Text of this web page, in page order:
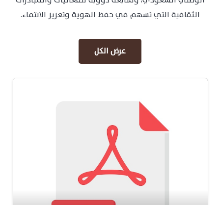
الثقافية التي تسهم في حفظ الهوية وتعزيز الانتماء.
عرض الكل